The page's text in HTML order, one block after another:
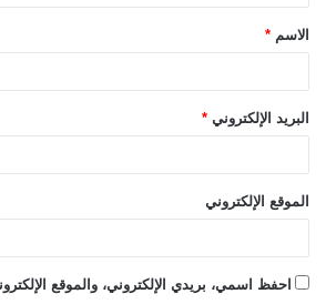
الاسم *
البريد الإلكتروني *
الموقع الإلكتروني
احفظ اسمي، بريدي الإلكتروني، والموقع